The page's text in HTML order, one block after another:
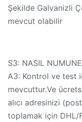
Şekilde Galvanizli
mevcut olabilir
S3: NASIL
A3: Kontrol ve test
mevcuttur.Ve
alıcı adresinizi
toplamak için DHL/